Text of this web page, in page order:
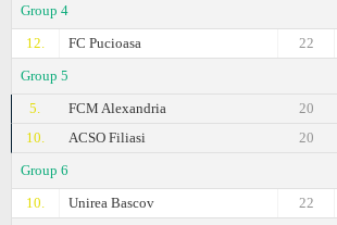
Group 4
12.
FC Pucioasa
22
Group 5
5.
FCM Alexandria
20
10.
ACSO Filiasi
20
Group 6
10.
Unirea Bascov
22